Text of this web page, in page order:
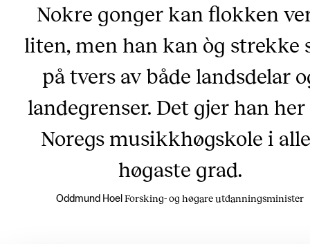
Nokre gonger kan flokken
liten, men han kan òg strekke
på tvers av både landsdelar
landegrenser. Det gjer han her
Noregs musikkhøgskole i
høgaste grad.
Oddmund Hoel Forsking- og høgare utdanningsminister